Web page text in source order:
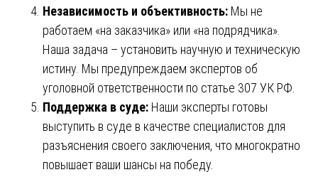
Независимость и объективность: Мы не
работаем «на заказчика» или «на подрядчика».
Наша задача – установить научную и техническую
истину. Мы предупреждаем экспертов об
уголовной ответственности по статье 307 УК РФ.
Поддержка в суде: Наши эксперты готовы
выступить в суде в качестве специалистов для
разъяснения своего заключения, что многократно
повышает ваши шансы на победу.